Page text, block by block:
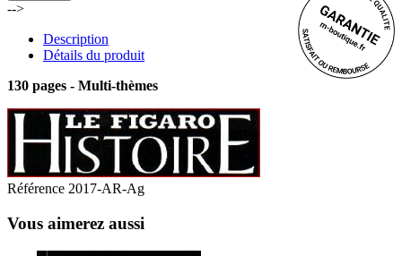
-->
Description
Détails du produit
130 pages - Multi-thèmes
Référence 2017-AR-Ag
Vous aimerez aussi